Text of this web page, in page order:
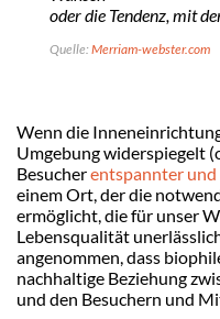
oder die Tendenz, mit
Quelle:Merriam-webster.com
Wenn die
Umgebung widerspiegelt
Besucherentspannter und
einem Ort, der die
ermöglicht, die für unser
Lebensqualität
angenommen, dass
nachhaltige Beziehung
und den Besuchern und